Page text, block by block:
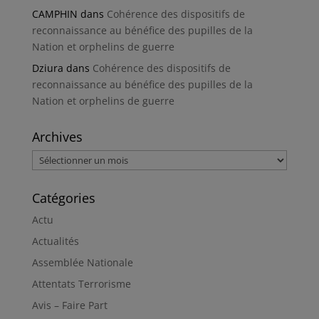
CAMPHIN dans Cohérence des dispositifs de
reconnaissance au bénéfice des pupilles de la
Nation et orphelins de guerre
Dziura dans Cohérence des dispositifs de
reconnaissance au bénéfice des pupilles de la
Nation et orphelins de guerre
Archives
Archives
Catégories
Actu
Actualités
Assemblée Nationale
Attentats Terrorisme
Avis – Faire Part